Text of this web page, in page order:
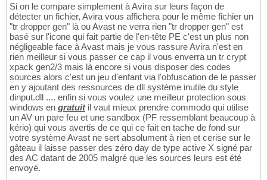
Si on le compare simplement à Avira sur leurs façon de
détecter un fichier, Avira vous affichera pour le même fichier un
"tr dropper gen" là ou Avast ne verra rien "tr dropper gen" est
basé sur l'icone qui fait partie de l'en-tête PE c'est un plus non
négligeable face à Avast mais je vous rassure Avira n'est en
rien meilleur si vous passer ce cap il vous enverra un tr crypt
xpack gen2/3 mais là encore si vous disposer des codes
sources alors c'est un jeu d'enfant via l'obfuscation de le passer
en y ajoutant des ressources de dll systéme inutile du style
dinput.dll .... enfin si vous voulez une meilleur protection sous
windows en gratuitil vaut mieux prendre commodo qui utilise
un AV un pare feu et une sandbox (PF ressemblant beaucoup à
kério) qui vous avertis de ce qui ce fait en tache de fond sur
votre système Avast ne sert absolument à rien et cerise sur le
gâteau il laisse passer des zéro day de type active X signé par
des AC datant de 2005 malgré que les sources leurs est été
envoyé.